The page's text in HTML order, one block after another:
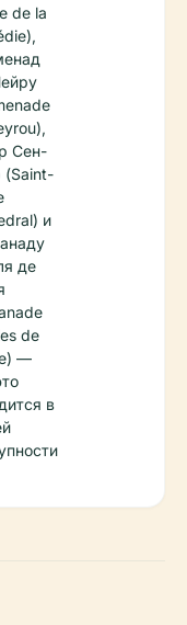
de la
Сен-
(Saint-
и
де
de
—
в